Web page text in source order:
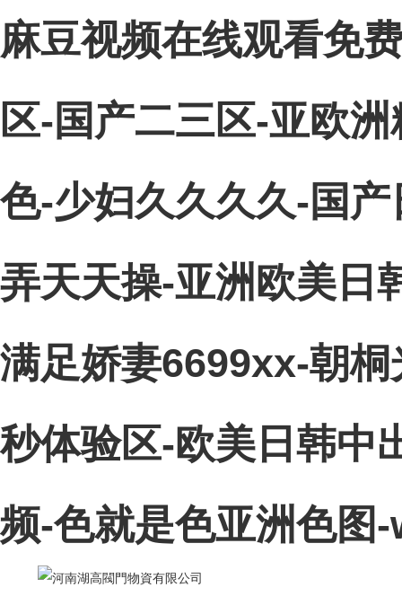
麻豆视频在线观看免
区-国产二三区-亚欧
色-少妇久久久久-国
弄天天操-亚洲欧美日
满足娇妻6699xx-朝
秒体验区-欧美日韩中
频-色就是色亚洲色图